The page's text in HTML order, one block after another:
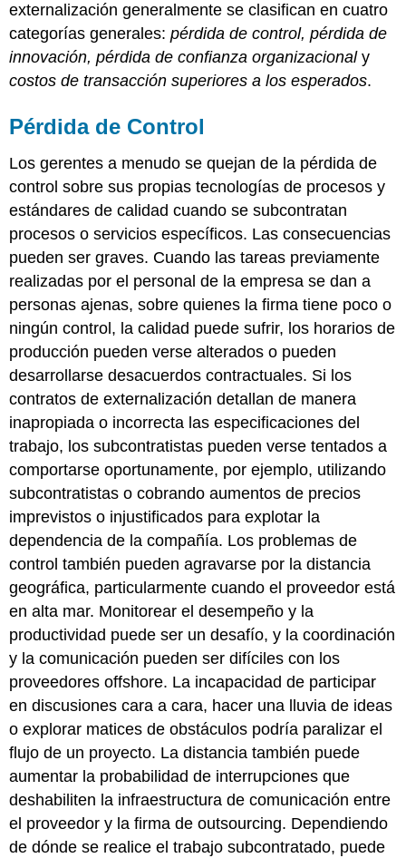
externalización generalmente se clasifican en cuatro
categorías generales:pérdida de control, pérdida de
innovación, pérdida de confianza organizacionaly
costos de transacción superiores a los esperados.
Pérdida de Control
Los gerentes a menudo se quejan de la pérdida de
control sobre sus propias tecnologías de procesos y
estándares de calidad cuando se subcontratan
procesos o servicios específicos. Las consecuencias
pueden ser graves. Cuando las tareas previamente
realizadas por el personal de la empresa se dan a
personas ajenas, sobre quienes la firma tiene poco o
ningún control, la calidad puede sufrir, los horarios de
producción pueden verse alterados o pueden
desarrollarse desacuerdos contractuales. Si los
contratos de externalización detallan de manera
inapropiada o incorrecta las especificaciones del
trabajo, los subcontratistas pueden verse tentados a
comportarse oportunamente, por ejemplo, utilizando
subcontratistas o cobrando aumentos de precios
imprevistos o injustificados para explotar la
dependencia de la compañía. Los problemas de
control también pueden agravarse por la distancia
geográfica, particularmente cuando el proveedor está
en alta mar. Monitorear el desempeño y la
productividad puede ser un desafío, y la coordinación
y la comunicación pueden ser difíciles con los
proveedores offshore. La incapacidad de participar
en discusiones cara a cara, hacer una lluvia de ideas
o explorar matices de obstáculos podría paralizar el
flujo de un proyecto. La distancia también puede
aumentar la probabilidad de interrupciones que
deshabiliten la infraestructura de comunicación entre
el proveedor y la firma de outsourcing. Dependiendo
de dónde se realice el trabajo subcontratado, puede